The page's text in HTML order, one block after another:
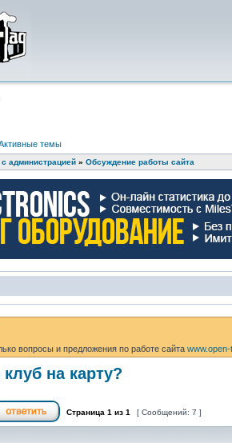
темы
администрацией » Обсуждение работы сайта
вопросы и предложения по работе сайта
на карту?
Страница 1 из 1 [ Сообщений: 7 ]